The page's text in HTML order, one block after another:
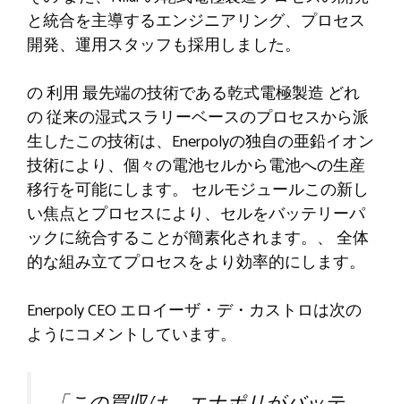
と統合を主導するエンジニアリング、プロセス
開発、運用スタッフも採用しました。
の利用 最先端の技術である乾式電極製造 どれ
の従来の湿式スラリーベースのプロセスから派
生したこの技術は、Enerpolyの独自の亜鉛イオン
技術により、個々の電池セルから電池への生産
移行を可能にします。 セルモジュールこの新し
い焦点とプロセスにより、セルをバッテリーパ
ックに統合することが簡素化されます。 、 全体
的な組み立てプロセスをより効率的にします。
Enerpoly CEO エロイーザ・デ・カストロは次の
ようにコメントしています。